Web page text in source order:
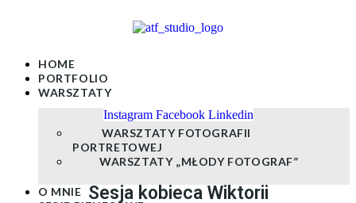
HOME
PORTFOLIO
WARSZTATY
WARSZTATY FOTOGRAFII
PORTRETOWEJ
WARSZTATY „MŁODY FOTOGRAF”
O MNIE
Instagram Facebook Linkedin
Sesja kobieca Wiktorii